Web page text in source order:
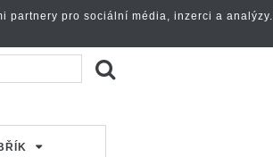
partnery pro sociální média, inzerci a analýzy.